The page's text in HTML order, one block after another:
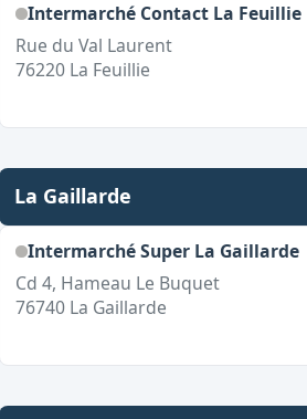
Intermarché Contact La Feuillie
Rue du Val Laurent
76220 La Feuillie
La Gaillarde
Intermarché Super La Gaillarde
Cd 4, Hameau Le Buquet
76740 La Gaillarde